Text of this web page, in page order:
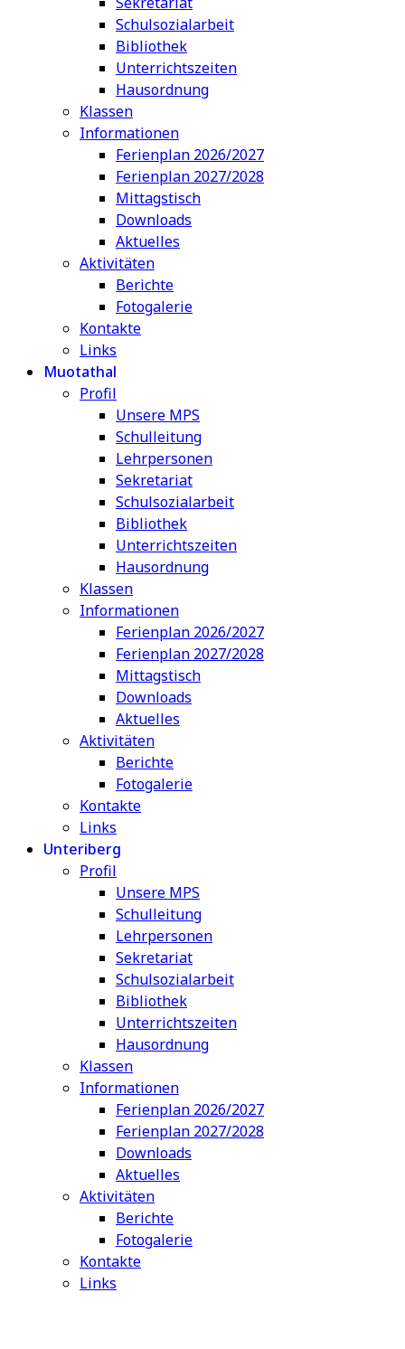
Schulsozialarbeit
Bibliothek
Unterrichtszeiten
Hausordnung
Klassen
Informationen
Ferienplan 2026/2027
Ferienplan 2027/2028
Mittagstisch
Downloads
Aktuelles
Aktivitäten
Berichte
Fotogalerie
Kontakte
Links
Muotathal
Profil
Unsere MPS
Schulleitung
Lehrpersonen
Sekretariat
Schulsozialarbeit
Bibliothek
Unterrichtszeiten
Hausordnung
Klassen
Informationen
Ferienplan 2026/2027
Ferienplan 2027/2028
Mittagstisch
Downloads
Aktuelles
Aktivitäten
Berichte
Fotogalerie
Kontakte
Links
Unteriberg
Profil
Unsere MPS
Schulleitung
Lehrpersonen
Sekretariat
Schulsozialarbeit
Bibliothek
Unterrichtszeiten
Hausordnung
Klassen
Informationen
Ferienplan 2026/2027
Ferienplan 2027/2028
Downloads
Aktuelles
Aktivitäten
Berichte
Fotogalerie
Kontakte
Links